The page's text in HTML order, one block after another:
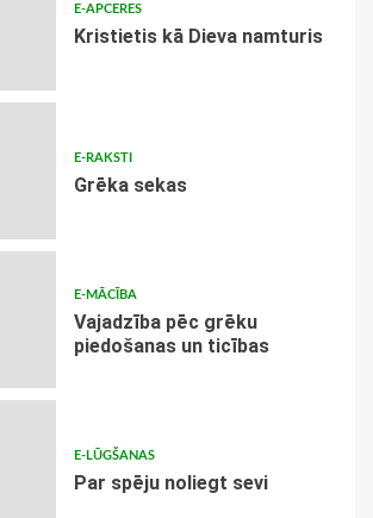
E-APCERES
Kristietis kā Dieva namturis
E-RAKSTI
Grēka sekas
E-MĀCĪBA
Vajadzība pēc grēku
piedošanas un ticības
E-LŪGŠANAS
Par spēju noliegt sevi